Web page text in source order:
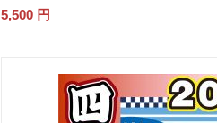
5,500 円